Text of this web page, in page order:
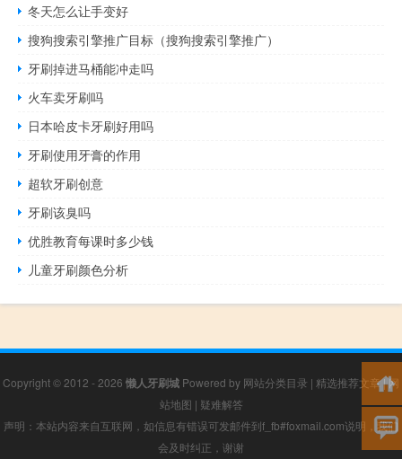
冬天怎么让手变好
搜狗搜索引擎推广目标（搜狗搜索引擎推广）
牙刷掉进马桶能冲走吗
火车卖牙刷吗
日本哈皮卡牙刷好用吗
牙刷使用牙膏的作用
超软牙刷创意
牙刷该臭吗
优胜教育每课时多少钱
儿童牙刷颜色分析
Copyright © 2012 - 2026 懒人牙刷城 Powered by 网站分类目录 | 精选推荐文章|网
站地图 | 疑难解答
声明：本站内容来自互联网，如信息有错误可发邮件到f_fb#foxmail.com说明，我们
会及时纠正，谢谢